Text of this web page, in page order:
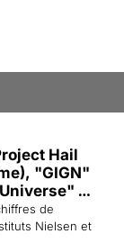
Hail
"GIGN"
(Hulu)...
de
Nielsen et